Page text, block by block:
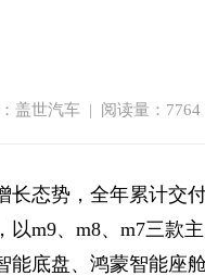
盖世汽车 | 阅读量：
长态势，全年累计交
m9、m8、m7三款
底盘、鸿蒙智能座